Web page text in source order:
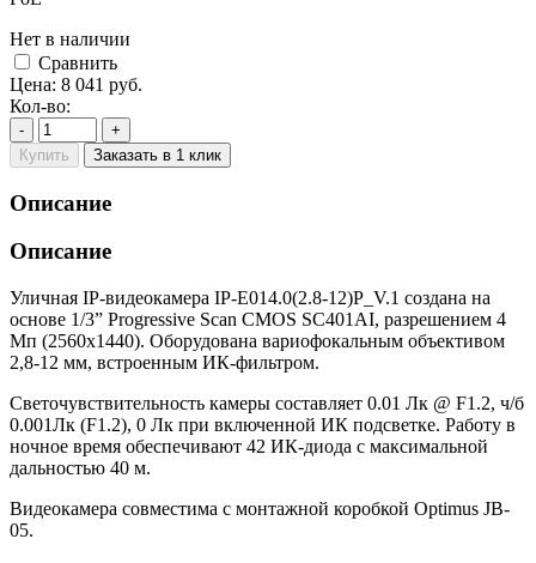
Нет в наличии
Cравнить
Цена: 8 041 руб.
Кол-во:
-
+
Купить
Заказать в 1 клик
Описание
Описание
Уличная IP-видеокамера IP-E014.0(2.8-12)P_V.1 создана на
основе 1/3” Progressive Scan CMOS SC401AI, разрешением 4
Мп (2560х1440). Оборудована вариофокальным объективом
2,8-12 мм, встроенным ИК-фильтром.
Светочувствительность камеры составляет 0.01 Лк @ F1.2, ч/б
0.001Лк (F1.2), 0 Лк при включенной ИК подсветке. Работу в
ночное время обеспечивают 42 ИК-диода с максимальной
дальностью 40 м.
Видеокамера совместима с монтажной коробкой Optimus JB-
05.